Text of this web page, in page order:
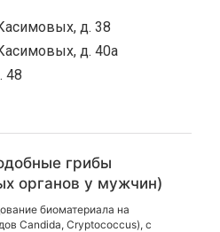
д. 38
д. 40а
48
грибы
органов у мужчин)
биоматериала на
Candida, Cryptococcus), с